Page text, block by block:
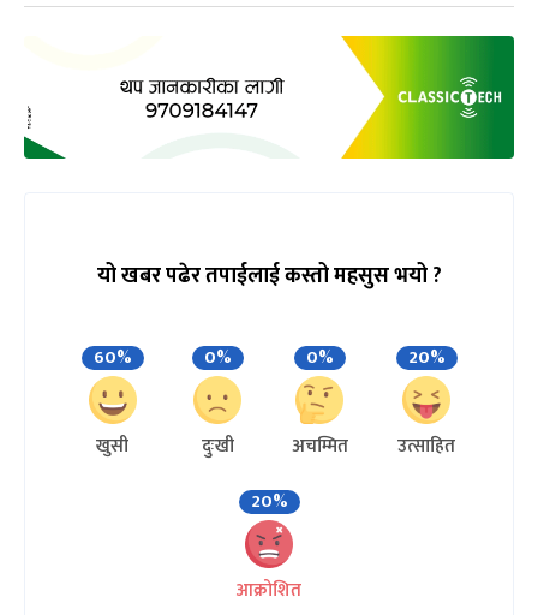
यो खबर पढेर तपाईलाई कस्तो महसुस भयो ?
60%
खुसी
0%
दुःखी
0%
अचम्मित
20%
उत्साहित
20%
आक्रोशित